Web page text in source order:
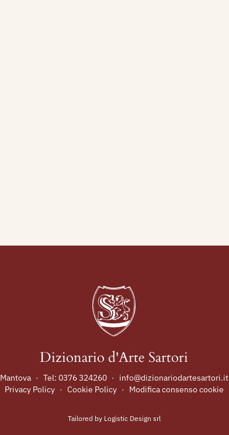
Dizionario d'Arte Sartori
Mantova · Tel: 0376 324260 ·
info@dizionariodartesartori.it
Privacy Policy · Cookie Policy · Modifica consenso cookie
Tailored by Logistic Design srl